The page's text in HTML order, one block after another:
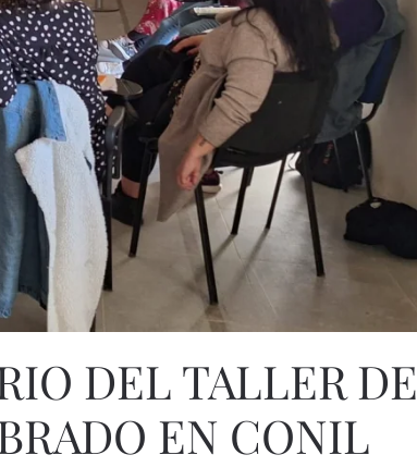
DEL TALLER DE
EN CONIL